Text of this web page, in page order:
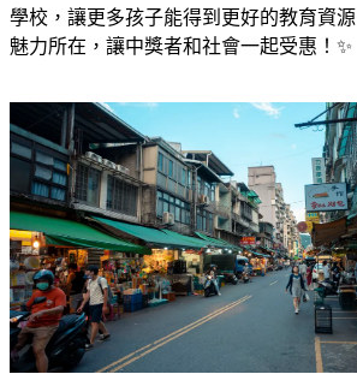
學校，讓更多孩子能得到更好的教育資
魅力所在，讓中獎者和社會一起受惠！✨